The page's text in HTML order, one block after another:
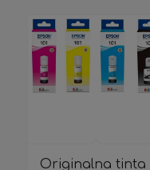
Originalna tinta